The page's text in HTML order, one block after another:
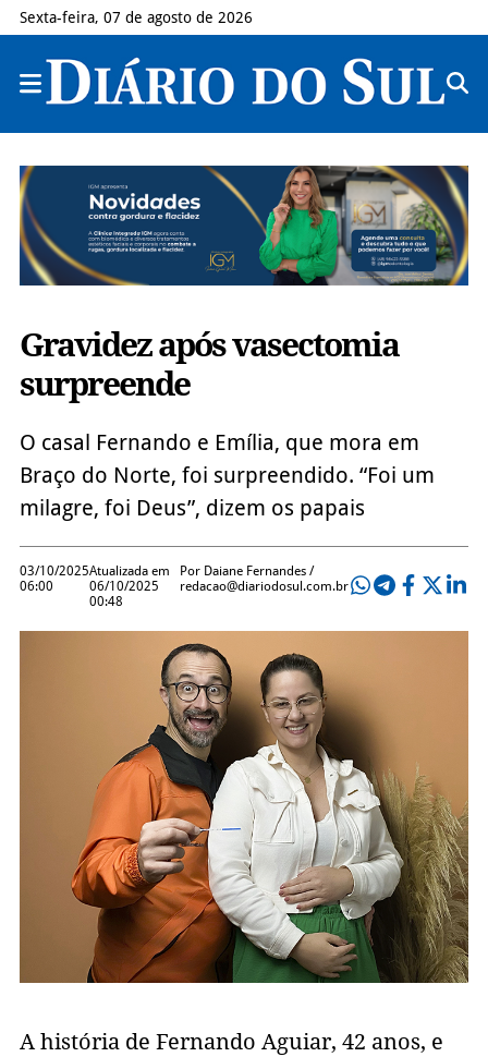
Sexta-feira, 07 de agosto de 2026
Gravidez após vasectomia
surpreende
O casal Fernando e Emília, que mora em
Braço do Norte, foi surpreendido. “Foi um
milagre, foi Deus”, dizem os papais
03/10/2025
06:00
Atualizada em
06/10/2025
00:48
Por Daiane Fernandes /
redacao@diariodosul.com.br
A história de Fernando Aguiar, 42 anos, e